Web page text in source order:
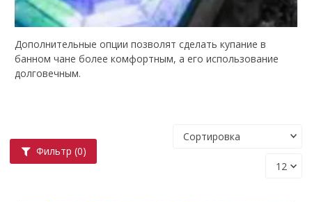
Дополнительные опции позволят сделать купание в
банном чане более комфортным, а его использование
долговечным.
Фильтр (0)